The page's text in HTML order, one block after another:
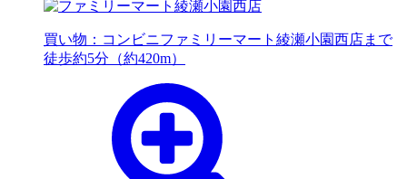
買い物：コンビニファミリーマート綾瀬小園西店まで
徒歩約5分（約420m）